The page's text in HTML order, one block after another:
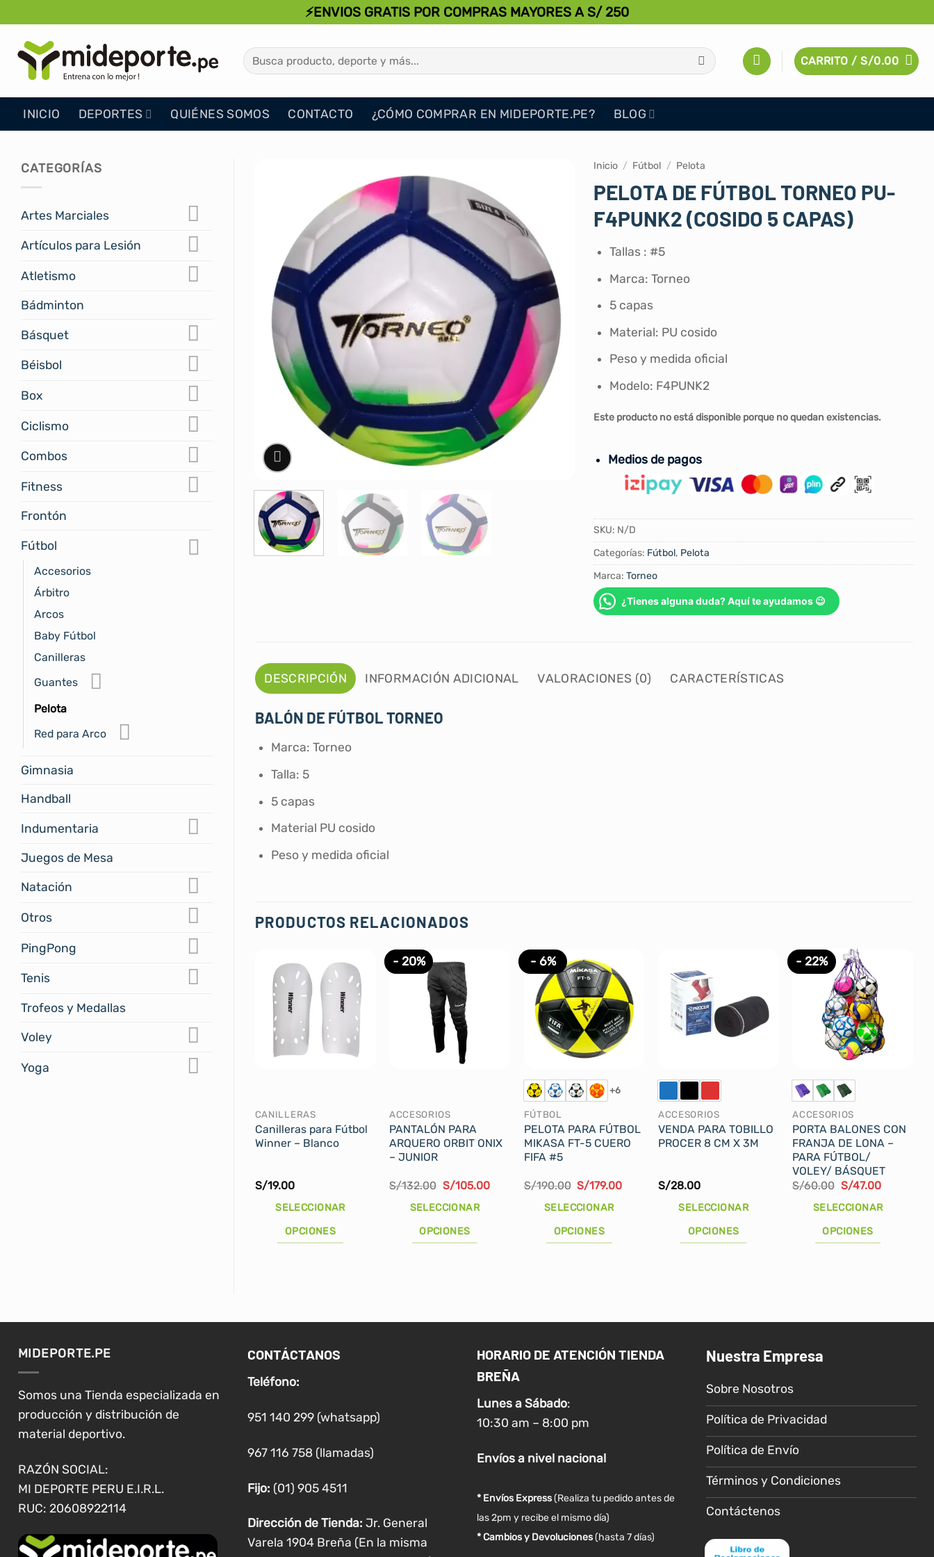
al
contenido
⚡ENVIOS GRATIS POR COMPRAS MAYORES A S/ 250
Buscar
por:
CARRITO /S/0.00
INICIO DEPORTES QUIÉNES SOMOS CONTACTO ¿CÓMO COMPRAR EN MIDEPORTE.PE? BLOG
CATEGORÍAS
Artes Marciales
Artículos para Lesión
Atletismo
Bádminton
Básquet
Béisbol
Box
Ciclismo
Combos
Fitness
Frontón
Fútbol
Accesorios
Árbitro
Arcos
Baby Fútbol
Canilleras
Guantes
Pelota
Red para Arco
Gimnasia
Handball
Indumentaria
Juegos de Mesa
Natación
Otros
PingPong
Tenis
Trofeos y Medallas
Voley
Yoga
Inicio / Fútbol / Pelota
PELOTA DE FÚTBOL TORNEO PU-
F4PUNK2 (COSIDO 5 CAPAS)
Tallas : #5
Marca: Torneo
5 capas
Material: PU cosido
Peso y medida oficial
Modelo: F4PUNK2
Este producto no está disponible porque no quedan existencias.
Medios de pagos
SKU: N/D
Categorías: Fútbol, Pelota
Marca: Torneo
¿Tienes alguna duda? Aquí te ayudamos 😉
DESCRIPCIÓN INFORMACIÓN ADICIONAL VALORACIONES (0) CARACTERÍSTICAS
BALÓN DE FÚTBOL TORNEO
Marca: Torneo
Talla: 5
5 capas
Material PU cosido
Peso y medida oficial
PRODUCTOS RELACIONADOS
CANILLERAS
Canilleras para Fútbol
Winner – Blanco
S/19.00
SELECCIONAR
OPCIONES
variantes.
opciones
se
en
página
producto
- 20%
ACCESORIOS
PANTALÓN PARA
ARQUERO ORBIT ONIX
– JUNIOR
S/132.00 El
original
S/132.00.
S/105.00El
SELECCIONAR
OPCIONES
variantes.
- 6%
+6
FÚTBOL
PELOTA PARA FÚTBOL
MIKASA FT-5 CUERO
FIFA #5
S/190.00 El
original
S/190.00.
S/179.00El
SELECCIONAR
OPCIONES
variantes.
opciones
elegir
en
página
producto
ACCESORIOS
VENDA PARA TOBILLO
PROCER 8 CM X 3M
S/28.00
SELECCIONAR
OPCIONES
variantes.
opciones
producto
- 22%
ACCESORIOS
PORTA BALONES CON
FRANJA DE LONA –
PARA FÚTBOL/
VOLEY/ BÁSQUET
S/60.00 El
original
S/60.00.
S/47.00El
actual
SELECCIONAR
OPCIONES
variantes.
opciones
pueden
elegir
en
la
de
producto
MIDEPORTE.PE
Somos una Tienda especializada en
producción y distribución de
material deportivo.
RAZÓN SOCIAL:
MI DEPORTE PERU E.I.R.L.
RUC: 20608922114
CONTÁCTANOS
Teléfono:
951 140 299 (whatsapp)
967 116 758 (llamadas)
Fijo: (01) 905 4511
Dirección de Tienda: Jr. General
Varela 1904 Breña (En la misma
HORARIO DE ATENCIÓN TIENDA
BREÑA
Lunes a Sábado:
10:30 am – 8:00 pm
Envíosa nivel nacional
* Envíos Express(Realiza tu pedido antes de
las 2pm y recibe el mismo día)
* Cambios y Devoluciones (hasta 7 días)
Nuestra Empresa
Sobre Nosotros
Política de Privacidad
Política de Envío
Términos y Condiciones
Contáctenos